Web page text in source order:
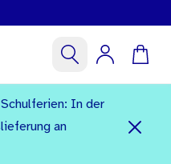
In der
an